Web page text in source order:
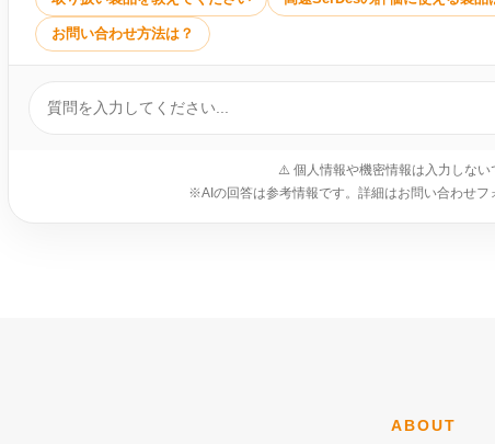
お問い合わせ方法は？
⚠️ 個人情報や機密情報は入力しない
※AIの回答は参考情報です。詳細はお問い合わせフ
ABOUT